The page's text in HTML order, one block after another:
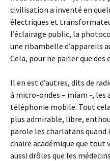
civilisation a inventé en
électriques et
l’éclairage public, la
une ribambelle d’appareils
Cela, pour ne parler que des
Il en est d’autres, dits de
à micro-ondes – miam -, les
téléphonie mobile. Tout
plus admirable, libre,
parole les charlatans quand
chaire académique que tout
aussi drôles que les